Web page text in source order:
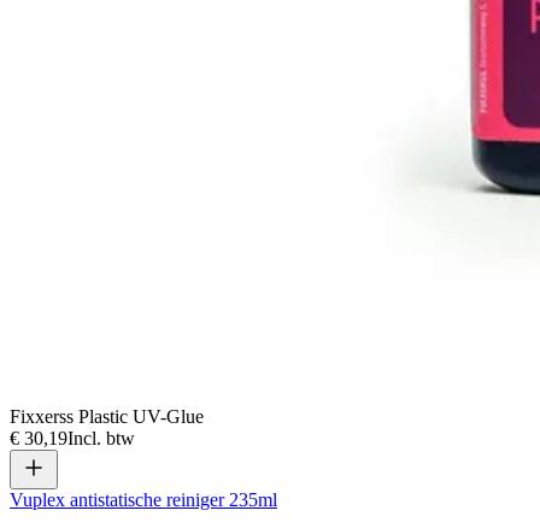
Fixxerss Plastic UV-Glue
€ 30,19Incl. btw
Vuplex antistatische reiniger 235ml